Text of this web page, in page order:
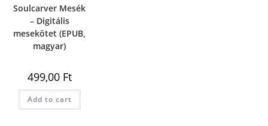
Soulcarver Mesék
– Digitális
mesekötet (EPUB,
magyar)
499,00 Ft
Add to cart